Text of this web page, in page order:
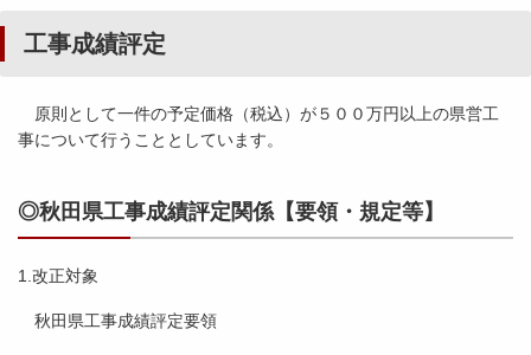
工事成績評定
原則として一件の予定価格（税込）が５００万円以上の県営工
事について行うこととしています。
◎秋田県工事成績評定関係【要領・規定等】
1.改正対象
秋田県工事成績評定要領